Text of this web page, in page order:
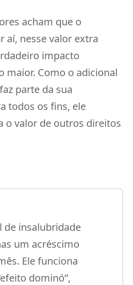
acham que o
aí, nesse valor extra
impacto
maior. Como o adicional
parte da sua
todos os fins, ele
o valor de outros direitos
de insalubridade
um acréscimo
Ele funciona
dominó”,